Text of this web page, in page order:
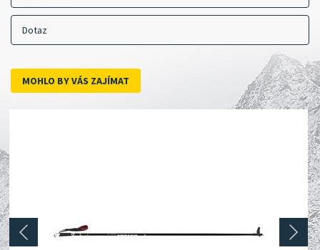
Dotaz
MOHLO BY VÁS ZAJÍMAT
prev next